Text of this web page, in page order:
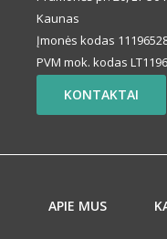
Kaunas
Įmonės kodas
PVM mok. kodas
KONTAKTAI
APIE MUS